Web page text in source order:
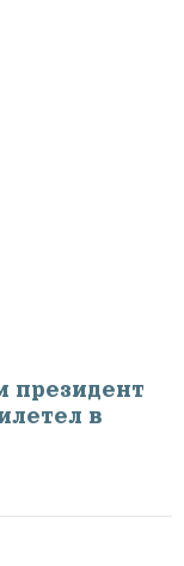
президент
в